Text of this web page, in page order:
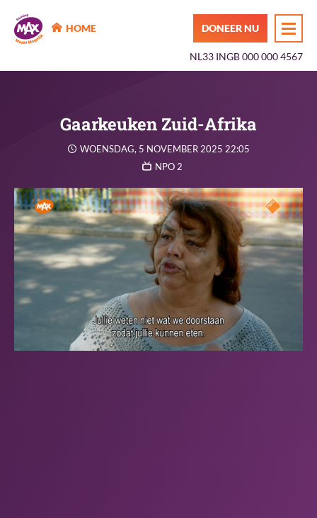
MAX Maakt Mogelijk
HOME DONEER NU
NL33 INGB 000 000 4567
Gaarkeuken Zuid-Afrika
WOENSDAG, 5 NOVEMBER 2025 22:05
NPO 2